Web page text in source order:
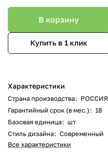
В корзину
Купить в 1 клик
Характеристики
Страна производства: РОССИЯ
Гарантийный срок (в мес.): 18
Базовая единица: шт
Стиль дизайна: Современный
Все характеристики